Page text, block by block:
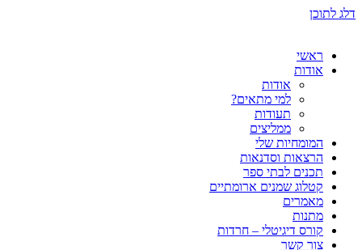
דלג לתוכן
ראשי
אודות
אודות
למי מתאים?
תעודות
ממליצים
המומחיות שלי
הרצאות וסדנאות
תכנים לבתי ספר
קטלוג שמנים ארומתיים
מאמרים
מתנות
קורס דיגיטלי – חרדות
צור קשר